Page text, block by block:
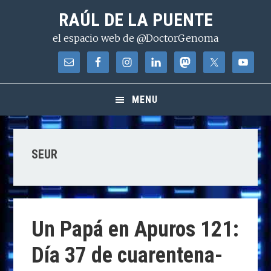
contenido
RAÚL DE LA PUENTE
el espacio web de @DoctorGenoma
MENU
SEUR
Un Papá en Apuros 121:
Día 37 de cuarentena-